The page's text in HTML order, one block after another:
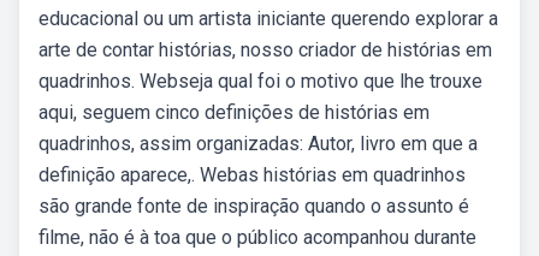
educacional ou um artista iniciante querendo explorar a
arte de contar histórias, nosso criador de histórias em
quadrinhos. Webseja qual foi o motivo que lhe trouxe
aqui, seguem cinco definições de histórias em
quadrinhos, assim organizadas: Autor, livro em que a
definição aparece,. Webas histórias em quadrinhos
são grande fonte de inspiração quando o assunto é
filme, não é à toa que o público acompanhou durante